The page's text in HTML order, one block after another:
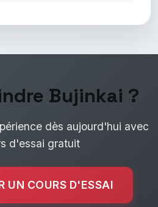
Bujinkai ?
dès aujourd'hui avec
d'essai gratuit
UN COURS D'ESSAI